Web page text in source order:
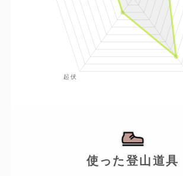
使った登山道具